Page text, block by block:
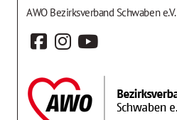
AWO Bezirksverband Schwaben e.V.